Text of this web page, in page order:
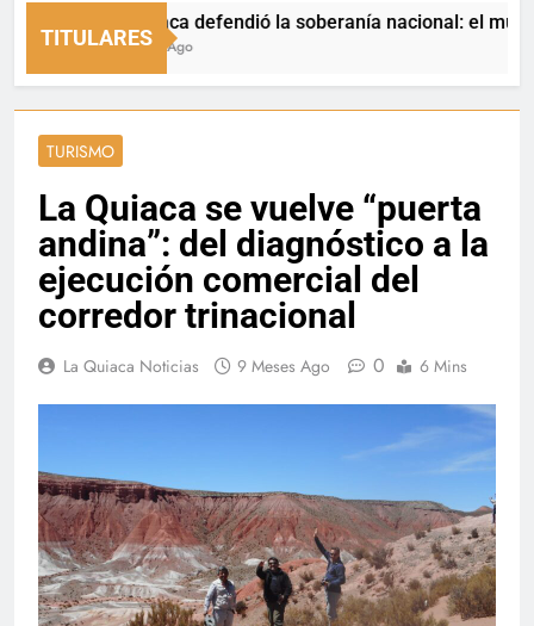
TITULARES
La Quiaca defendió la soberanía nacional: el
14 Horas Ago
TURISMO
La Quiaca se vuelve “puerta
andina”: del diagnóstico a la
ejecución comercial del
corredor trinacional
La Quiaca Noticias 9 Meses Ago 0 6 Mins